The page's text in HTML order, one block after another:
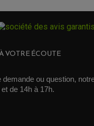
VOTRE ÉCOUTE
demande ou question,
de 14h à 17h.